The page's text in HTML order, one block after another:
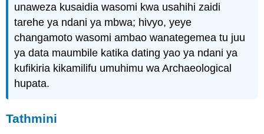
unaweza kusaidia wasomi kwa usahihi zaidi
tarehe ya ndani ya mbwa; hivyo, yeye
changamoto wasomi ambao wanategemea tu juu
ya data maumbile katika dating yao ya ndani ya
kufikiria kikamilifu umuhimu wa Archaeological
hupata.
Tathmini